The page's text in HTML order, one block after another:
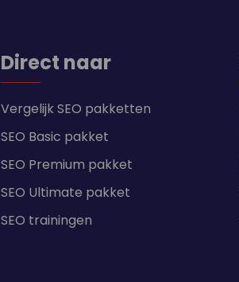
Direct naar
Vergelijk SEO pakketten
SEO Basic pakket
SEO Premium pakket
SEO Ultimate pakket
SEO trainingen